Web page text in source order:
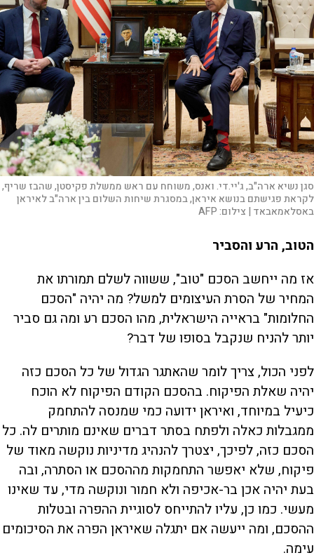
סגן נשיא ארה"ב, ג'יי.די. ואנס, משוחח עם ראש ממשלת פקיסטן, שהבז שריף,
לקראת פגישתם בנושא איראן, במסגרת שיחות השלום בין ארה"ב לאיראן
באסלאמאבאד | צילום:AFP
הטוב, הרע והסביר
אז מה ייחשב הסכם "טוב", ששווה לשלם תמורתו את
המחיר של הסרת העיצומים למשל? מה יהיה "הסכם
החלומות" בראייה הישראלית, מהו הסכם רע ומה גם סביר
יותר להניח שנקבל בסופו של דבר?
לפני הכול, צריך לומר שהאתגר הגדול של כל הסכם כזה
יהיה שאלת הפיקוח. בהסכם הקודם הפיקוח לא הוכח
כיעיל במיוחד, ואיראן ידועה כמי שמנסה להתחמק
ממגבלות כאלה ולפתח בסתר דברים שאינם מותרים לה. כל
הסכם כזה, לפיכך, יצטרך להנהיג מדיניות נוקשה מאוד של
פיקוח, שלא יאפשר התחמקות מההסכם או הסתרה, ובה
בעת יהיה אכן בר-אכיפה ולא חמור ונוקשה מדי, עד שאינו
מעשי. כמו כן, עליו להתייחס לסוגיית ההפרה ובטלות
ההסכם, ומה ייעשה אם יתגלה שאיראן הפרה את הסיכומים
עימה.